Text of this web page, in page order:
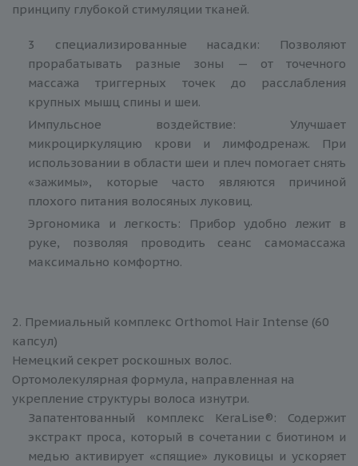
принципу глубокой стимуляции тканей.
3 специализированные насадки: Позволяют
прорабатывать разные зоны — от точечного
массажа триггерных точек до расслабления
крупных мышц спины и шеи.
Импульсное воздействие: Улучшает
микроциркуляцию крови и лимфодренаж. При
использовании в области шеи и плеч помогает снять
«зажимы», которые часто являются причиной
плохого питания волосяных луковиц.
Эргономика и легкость: Прибор удобно лежит в
руке, позволяя проводить сеанс самомассажа
максимально комфортно.
2. Премиальный комплекс Orthomol Hair Intense (60
капсул)
Немецкий секрет роскошных волос.
Ортомолекулярная формула, направленная на
укрепление структуры волоса изнутри.
Запатентованный комплекс KeraLise®: Содержит
экстракт проса, который в сочетании с биотином и
медью активирует «спящие» луковицы и ускоряет